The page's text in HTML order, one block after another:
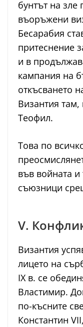
бунтът на зле
въоръжени
Бесарабия
притеснение
и в
кампания на
откъсването
Византия там,
Теофил.
Това по
във войната
съюзници
V.
Византия
лицето на
IX в. се
Властимир.
по-късните
Константин